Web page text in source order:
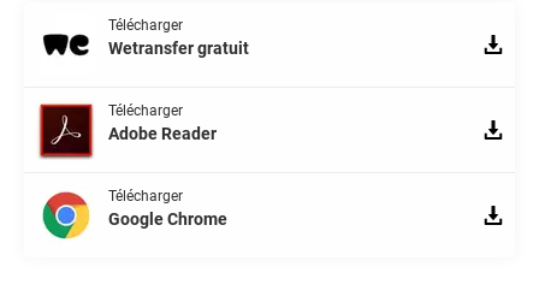
Télécharger
Wetransfer gratuit
Télécharger
Adobe Reader
Télécharger
Google Chrome